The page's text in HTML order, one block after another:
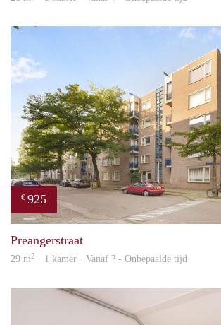
€ 925
Preangerstraat
29 m2 · 1 kamer · Vanaf ? - Onbepaalde tijd